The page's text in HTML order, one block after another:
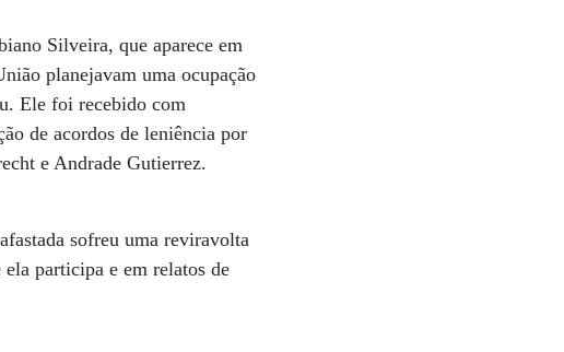
Silveira, que aparece em
planejavam uma ocupação
Ele foi recebido com
de acordos de leniência por
e Andrade Gutierrez.
sofreu uma reviravolta
participa e em relatos de